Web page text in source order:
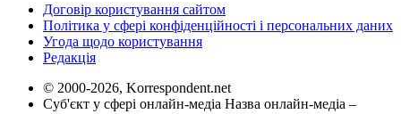
Договір користування сайтом
Політика у сфері конфіденційності і персональних даних
Угода щодо користування
Редакція
© 2000-2026, Korrespondent.net
Суб'єкт у сфері онлайн-медіа Назва онлайн-медіа –